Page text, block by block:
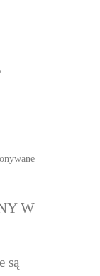
W
są